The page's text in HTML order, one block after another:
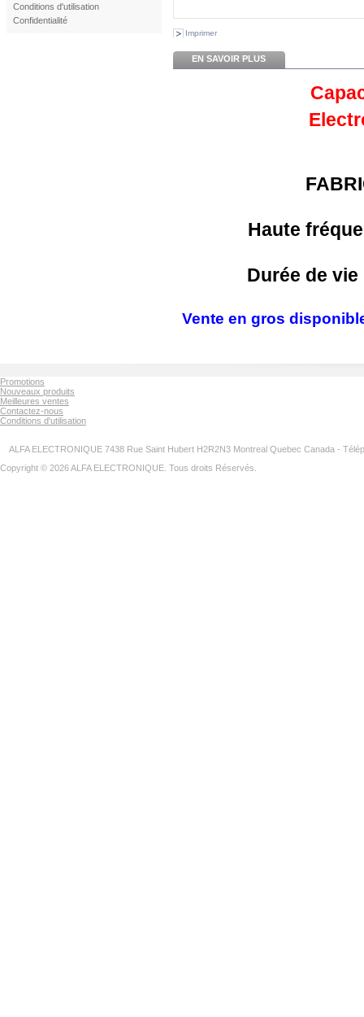
Conditions d'utilisation
Confidentialité
Imprimer
EN SAVOIR PLUS
Haute
Durée de vie
Vente en gros
Promotions
Nouveaux produits
Meilleures ventes
Contactez-nous
Conditions d'utilisation
ALFA ELECTRONIQUE 7438 Rue Saint Hubert H2R2N3 Montreal Quebec Canada -
Copyright © 2026 ALFA ELECTRONIQUE. Tous droits Réservés.